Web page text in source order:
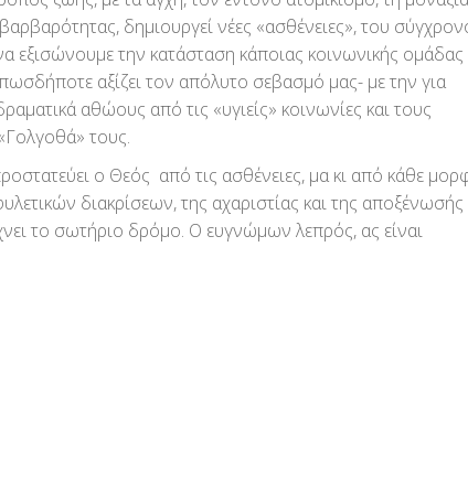
δημιουργεί νέες «ασθένειες», του
εξισώνουμε την κατάσταση κάποιας κοινωνικής ομάδας
αξίζει τον απόλυτο σεβασμό μας- με την για
αθώους από τις «υγιείς» κοινωνίες και τους
τους.
ο Θεός από τις ασθένειες, μα κι από κάθε
διακρίσεων, της αχαριστίας και της
το σωτήριο δρόμο. Ο ευγνώμων λεπρός, ας είναι